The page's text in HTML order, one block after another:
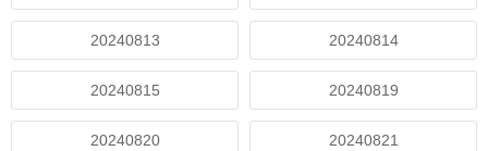
20240813 20240814
20240815 20240819
20240820 20240821